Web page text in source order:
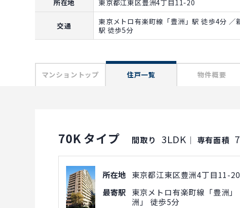
所在地 東京都江東区豊洲4丁目11-20
交通
東京メトロ有楽町線「豊洲」駅 徒歩4分 ／
駅 徒歩5分
マンショントップ 住戸一覧 物件概要
70K タイプ 間取り 3LDK ｜ 専有面積
所在地 東京都江東区豊洲4丁目11-20
最寄駅 東京メトロ有楽町線「豊洲
洲」 徒歩5分